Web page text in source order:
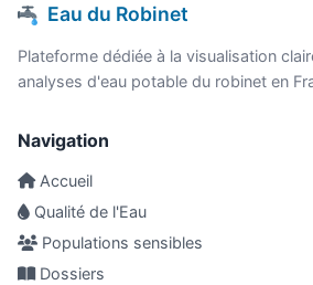
Eau du Robinet
Plateforme dédiée à la visualisation
analyses d'eau potable du robinet en
Navigation
Accueil
Qualité de l'Eau
Populations sensibles
Dossiers